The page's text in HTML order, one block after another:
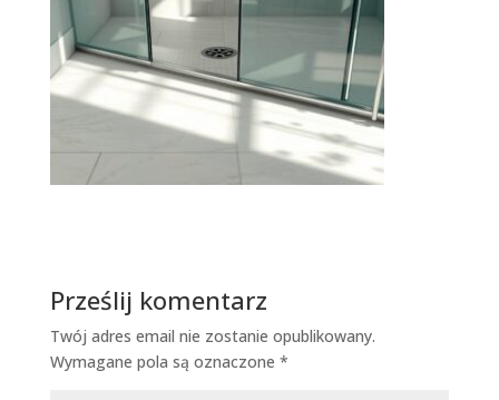
Prześlij komentarz
Twój adres email nie zostanie opublikowany.
Wymagane pola są oznaczone *